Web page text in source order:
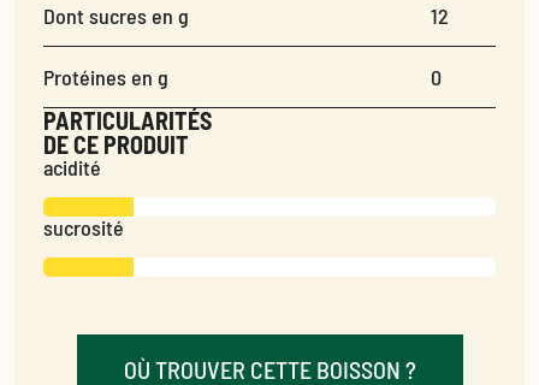
Dont sucres en g 12
Protéines en g 0
PARTICULARITÉS
DE CE PRODUIT
acidité
sucrosité
OÙ TROUVER CETTE BOISSON ?